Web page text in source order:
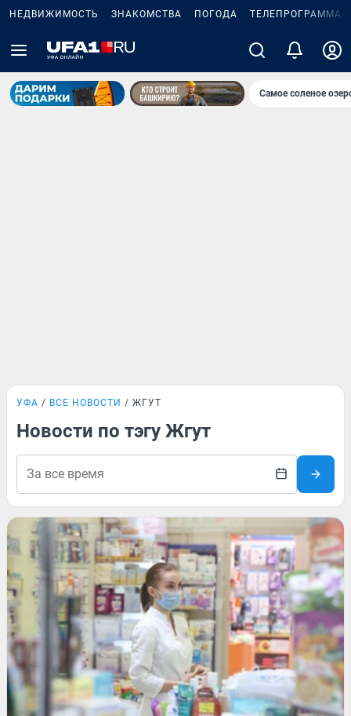
НЕДВИЖИМОСТЬ ЗНАКОМСТВА ПОГОДА ТЕЛЕПРОГРАММА
Самое соленое
УФА ВСЕ НОВОСТИ ЖГУТ
Новости по тэгу Жгут